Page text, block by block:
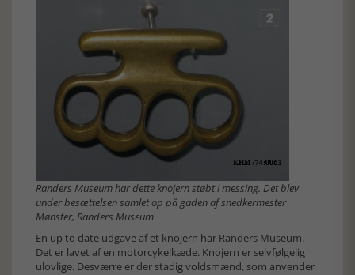
Randers Museum har dette knojern støbt i messing. Det blev
under besættelsen samlet op på gaden af snedkermester
Mønster, Randers Museum
En up to date udgave af et knojern har Randers Museum.
Det er lavet af en motorcykelkæde. Knojern er selvfølgelig
ulovlige. Desværre er der stadig voldsmænd, som anvender